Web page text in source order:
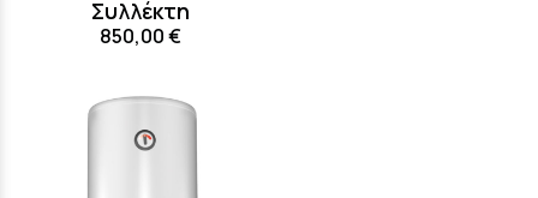
Συλλέκτη
850,00 €